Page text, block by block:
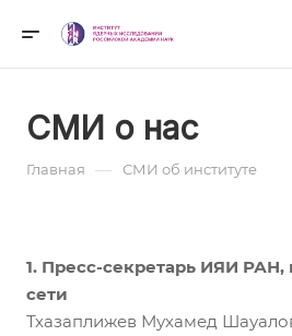
СМИ о нас
Главная — СМИ об институте
1. Пресс-секретарь ИЯИ
сети
Тхазаплижев Мухамед